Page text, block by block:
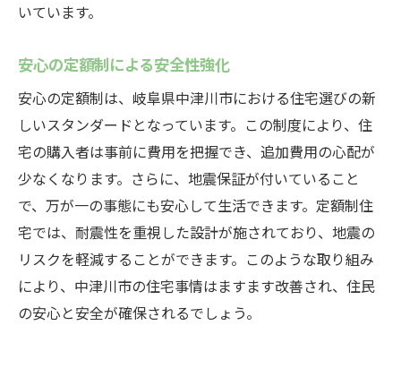
いています。
安心の定額制による安全性強化
安心の定額制は、岐阜県中津川市における住宅選びの新
しいスタンダードとなっています。この制度により、住
宅の購入者は事前に費用を把握でき、追加費用の心配が
少なくなります。さらに、地震保証が付いていること
で、万が一の事態にも安心して生活できます。定額制住
宅では、耐震性を重視した設計が施されており、地震の
リスクを軽減することができます。このような取り組み
により、中津川市の住宅事情はますます改善され、住民
の安心と安全が確保されるでしょう。